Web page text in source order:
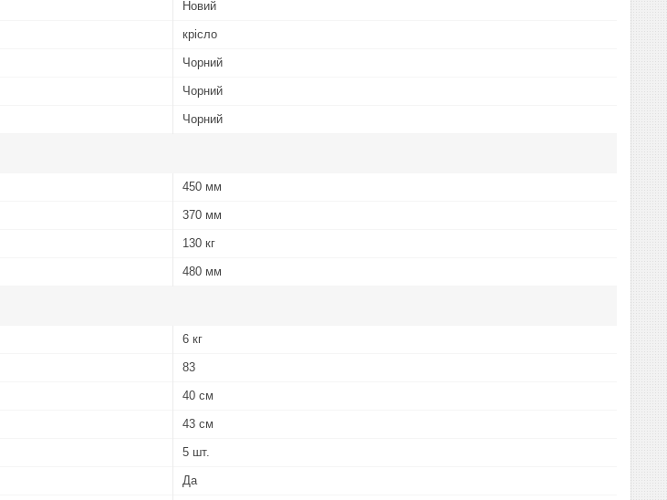
Новий
крісло
Чорний
Чорний
Чорний
450 мм
370 мм
130 кг
480 мм
6 кг
83
40 см
43 см
5 шт.
Да